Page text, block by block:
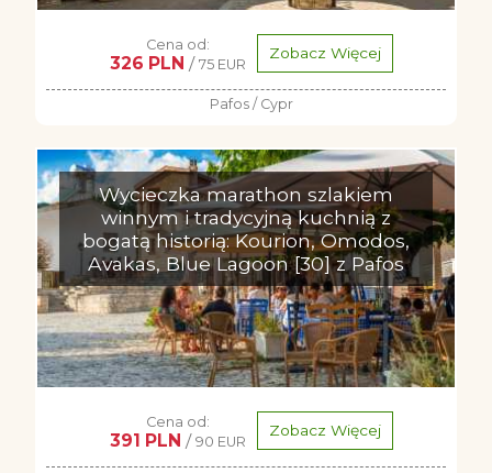
Cena od:
326 PLN / 75 EUR
Zobacz Więcej
Pafos / Cypr
Wycieczka marathon szlakiem
winnym i tradycyjną kuchnią z
bogatą historią: Kourion, Omodos,
Avakas, Blue Lagoon [30] z Pafos
Cena od:
391 PLN / 90 EUR
Zobacz Więcej